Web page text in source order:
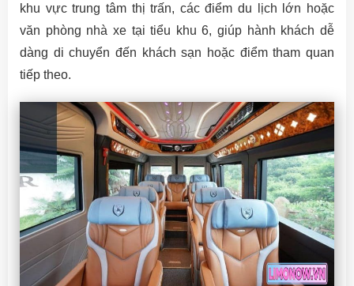
khu vực trung tâm thị trấn, các điểm du lịch lớn hoặc
văn phòng nhà xe tại tiểu khu 6, giúp hành khách dễ
dàng di chuyển đến khách sạn hoặc điểm tham quan
tiếp theo.